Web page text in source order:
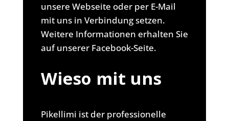
unsere Webseite oder per E-Mail
mit uns in Verbindung setzen.
Weitere Informationen erhalten Sie
auf unserer Facebook-Seite.
Wieso mit uns
Pikellimi ist der professionelle